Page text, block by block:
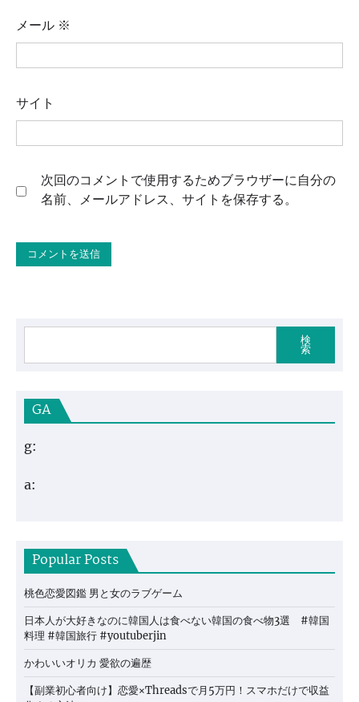
メール ※
サイト
次回のコメントで使用するためブラウザーに自分の
名前、メールアドレス、サイトを保存する。
検
索
GA
g:
a:
Popular Posts
桃色恋愛図鑑 男と女のラブゲーム
日本人が大好きなのに韓国人は食べない韓国の食べ物3選 #韓国
料理 #韓国旅行 #youtuberjin
かわいいオリカ 愛欲の遍歴
【副業初心者向け】恋愛×Threadsで月5万円！スマホだけで収益